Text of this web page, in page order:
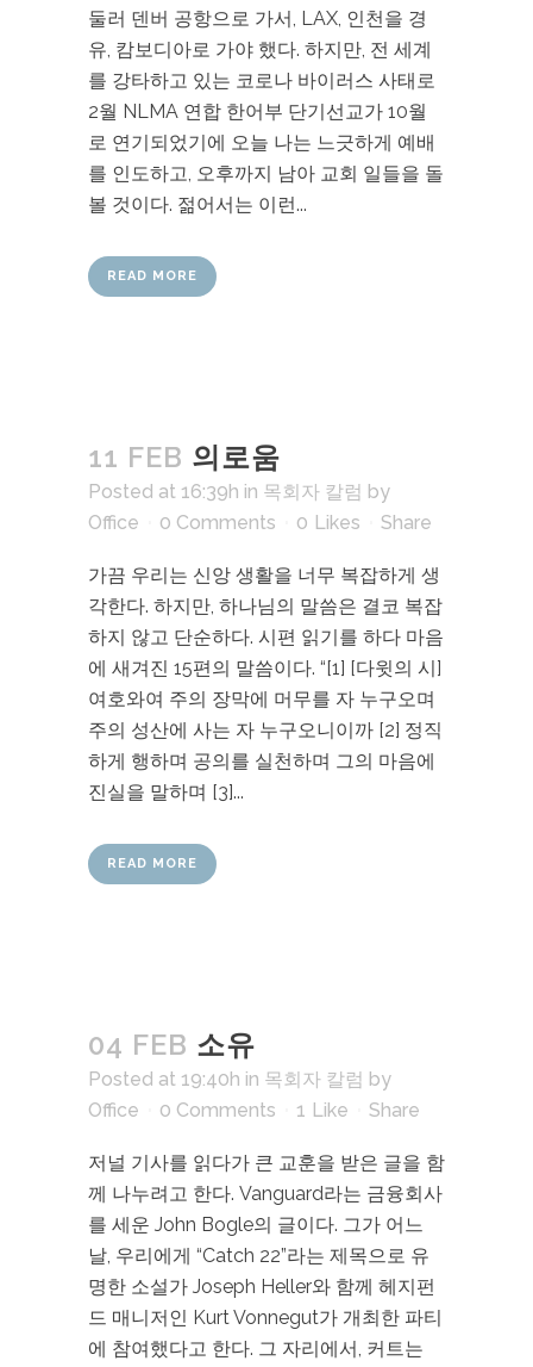
둘러 덴버 공항으로 가서, LAX, 인천을 경
유, 캄보디아로 가야 했다. 하지만, 전 세계
를 강타하고 있는 코로나 바이러스 사태로
2월 NLMA 연합 한어부 단기선교가 10월
로 연기되었기에 오늘 나는 느긋하게 예배
를 인도하고, 오후까지 남아 교회 일들을 돌
볼 것이다. 젊어서는 이런...
READ MORE
11 FEB 의로움
Posted at 16:39h in 목회자 칼럼 by
Office
0 Comments 0 Likes Share
가끔 우리는 신앙 생활을 너무 복잡하게 생
각한다. 하지만, 하나님의 말씀은 결코 복잡
하지 않고 단순하다. 시편 읽기를 하다 마음
에 새겨진 15편의 말씀이다. “[1] [다윗의 시]
여호와여 주의 장막에 머무를 자 누구오며
주의 성산에 사는 자 누구오니이까 [2] 정직
하게 행하며 공의를 실천하며 그의 마음에
진실을 말하며 [3]...
READ MORE
04 FEB 소유
Posted at 19:40h in 목회자 칼럼 by
Office
0 Comments 1 Like Share
저널 기사를 읽다가 큰 교훈을 받은 글을 함
께 나누려고 한다. Vanguard라는 금융회사
를 세운 John Bogle의 글이다. 그가 어느
날, 우리에게 “Catch 22”라는 제목으로 유
명한 소설가 Joseph Heller와 함께 헤지펀
드 매니저인 Kurt Vonnegut가 개최한 파티
에 참여했다고 한다. 그 자리에서, 커트는